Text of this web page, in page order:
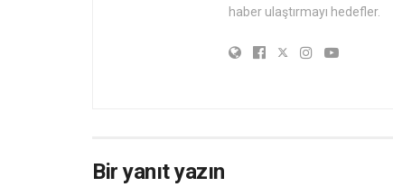
haber ulaştırmayı hedefler.
Bir yanıt yazın